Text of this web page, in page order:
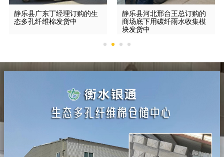
静乐县广东丁经理订购的生
态多孔纤维棉发货中
静乐县河北邢台王总订购的
商场底下用碳纤雨水收集模
块发货中